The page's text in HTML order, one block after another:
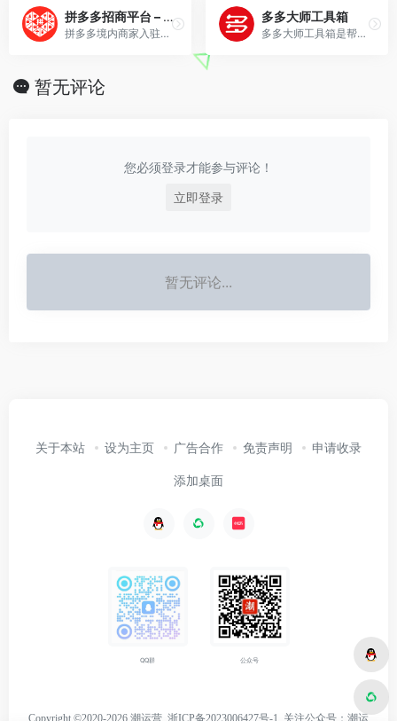
拼多多招商平台 – 商家入驻
拼多多境内商家入驻，海量用户，0入驻费，极速开店。
多多大师工具箱
多多大师工具箱是帮卖家赚钱的网站
暂无评论
您必须登录才能参与评论！
立即登录
暂无评论...
关于本站 设为主页 广告合作 免责声明 申请收录
添加桌面
QQ群 公众号